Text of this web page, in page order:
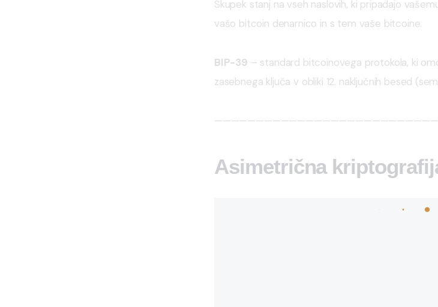
Skupek stanj na vseh naslovih, ki pripadajo
vašo bitcoin denarnico in s tem vaše bitcoine.
BIP-39 – standard bitcoinovega protokola, ki
zasebnega ključa v obliki 12. naključnih besed
Asimetrična